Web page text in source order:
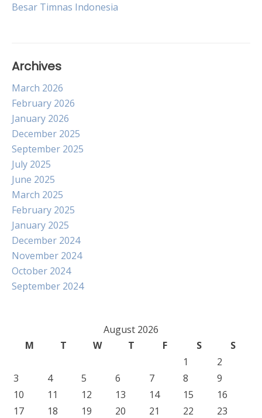
navigation
Besar Timnas Indonesia
Archives
March 2026
February 2026
January 2026
December 2025
September 2025
July 2025
June 2025
March 2025
February 2025
January 2025
December 2024
November 2024
October 2024
September 2024
August 2026
M
T W T F S
S
1
2
3
4 5 6 7 8
9
10
11 12 13 14 15
16
17
18 19 20 21 22
23